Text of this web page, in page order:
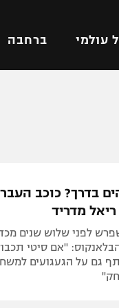
עולמי ברחבה
ישראל
ליגה
ליגה
בדרך? כוכב
מדריד
לפני שלוש שנים
"אם סיטי
גם על הגעגועים